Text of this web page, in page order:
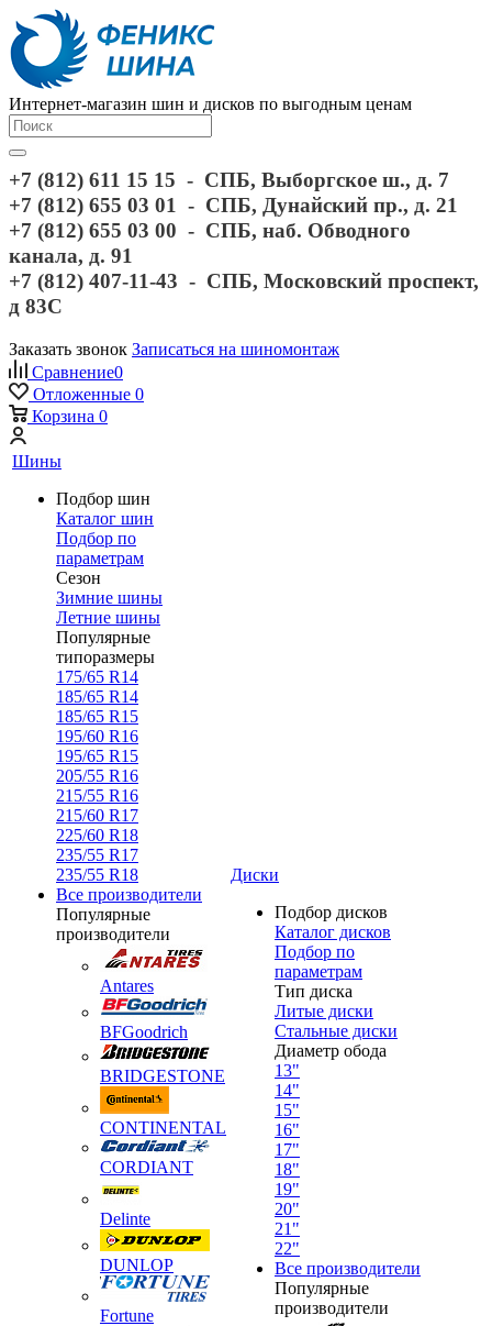
Интернет-магазин шин и дисков по выгодным ценам
+7 (812) 611 15 15 - СПБ, Выборгское ш., д. 7
+7 (812) 655 03 01 - СПБ, Дунайский пр., д. 21
+7 (812) 655 03 00 - СПБ, наб. Обводного
канала, д. 91
+7 (812) 407-11-43 - СПБ, Московский проспект,
д 83С
Заказать звонок Записаться на шиномонтаж
Сравнение0
Отложенные 0
Корзина 0
Шины
Подбор шин
Каталог шин
Подбор по
параметрам
Сезон
Зимние шины
Летние шины
Популярные
типоразмеры
175/65 R14
185/65 R14
185/65 R15
195/60 R16
195/65 R15
205/55 R16
215/55 R16
215/60 R17
225/60 R18
235/55 R17
235/55 R18
Все производители
Популярные
производители
Antares
BFGoodrich
BRIDGESTONE
CONTINENTAL
CORDIANT
Delinte
DUNLOP
Fortune
Диски
Подбор дисков
Каталог дисков
Подбор по
параметрам
Тип диска
Литые диски
Стальные диски
Диаметр обода
13"
14"
15"
16"
17"
18"
19"
20"
21"
22"
Все производители
Популярные
производители